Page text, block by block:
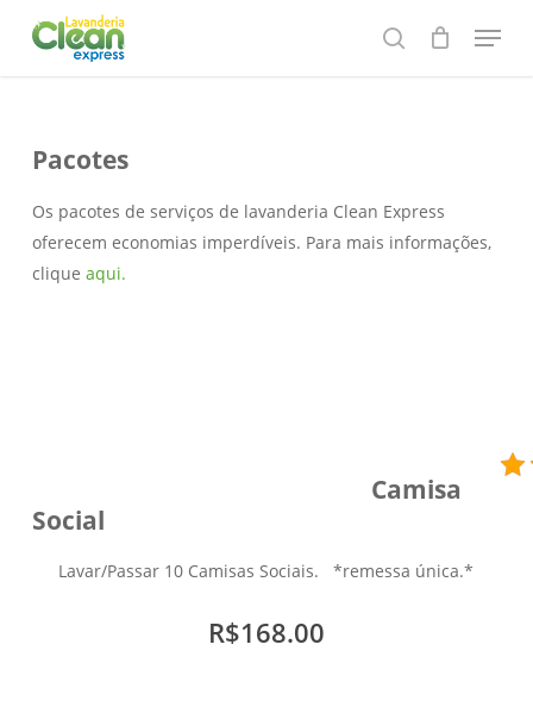
search
Menu
Pacotes
Os pacotes de serviços de lavanderia Clean Express
oferecem economias imperdíveis. Para mais informações,
clique aqui.
Camisa
Social
Lavar/Passar 10 Camisas Sociais. *remessa única.*
R$168.00